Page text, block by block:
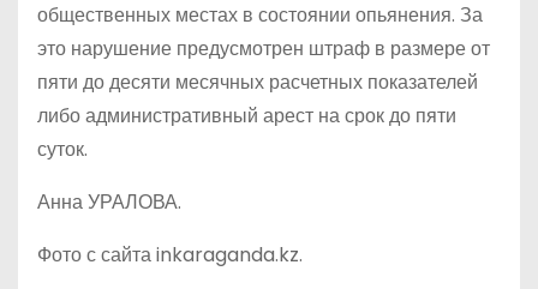
общественных местах в состоянии опьянения. За
это нарушение предусмотрен штраф в размере от
пяти до десяти месячных расчетных показателей
либо административный арест на срок до пяти
суток.
Анна УРАЛОВА.
Фото с сайта inkaraganda.kz.